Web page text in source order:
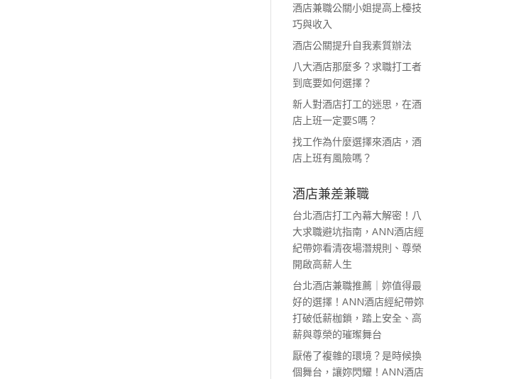
酒店兼職公關小姐提高上檯技
巧與收入
酒店公關提升自我素質辦法
八大酒店那麼多？求職打工者
到底要如何選擇？
新人對酒店打工的迷思，在酒
店上班一定要S嗎？
找工作為什麼選擇來酒店，酒
店上班有風險嗎？
酒店兼差兼職
台北酒店打工內幕大解密！八
大求職避坑指南，ANN酒店經
紀帶妳看清夜場潛規則、尊榮
開啟高薪人生
台北酒店兼職推薦｜妳值得最
好的選擇！ANN酒店經紀帶妳
打破低薪枷鎖，踏上安全、高
薪與尊榮的璀璨舞台
厭倦了複雜的環境？是時候換
個舞台，讓妳閃耀！ANN酒店